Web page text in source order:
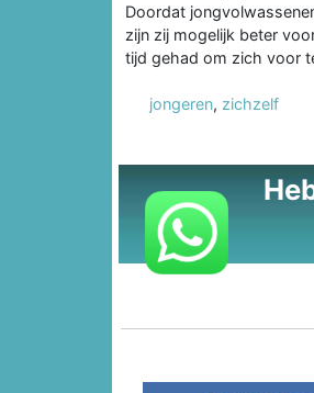
Doordat
zijn zij mogelijk beter
tijd gehad om zich voor
jongeren, zichzelf